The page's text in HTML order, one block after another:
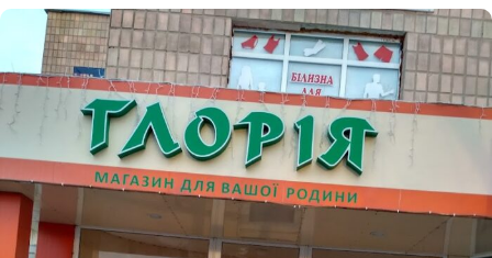
Етичний кодекс
Рекламні прайси
Про нас
Бюджет